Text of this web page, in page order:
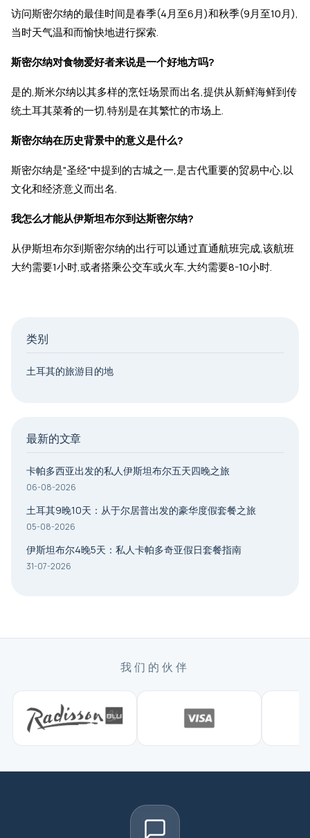
访问斯密尔纳的最佳时间是春季(4月至6月)和秋季(9月至10月),
当时天气温和而愉快地进行探索.
斯密尔纳对食物爱好者来说是一个好地方吗?
是的,斯米尔纳以其多样的烹饪场景而出名,提供从新鲜海鲜到传
统土耳其菜肴的一切,特别是在其繁忙的市场上.
斯密尔纳在历史背景中的意义是什么?
斯密尔纳是"圣经"中提到的古城之一,是古代重要的贸易中心,以
文化和经济意义而出名.
我怎么才能从伊斯坦布尔到达斯密尔纳?
从伊斯坦布尔到斯密尔纳的出行可以通过直通航班完成,该航班
大约需要1小时,或者搭乘公交车或火车,大约需要8-10小时.
类别
土耳其的旅游目的地
最新的文章
卡帕多西亚出发的私人伊斯坦布尔五天四晚之旅
06-08-2026
土耳其9晚10天：从于尔居普出发的豪华度假套餐之旅
05-08-2026
伊斯坦布尔4晚5天：私人卡帕多奇亚假日套餐指南
31-07-2026
我们的伙伴